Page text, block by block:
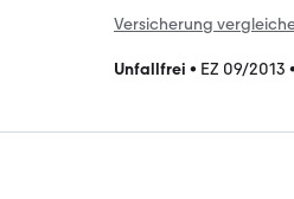
Versicherung
Unfallfrei • EZ 09/2013 •